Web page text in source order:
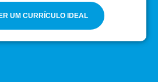
UM CURRÍCULO IDEAL